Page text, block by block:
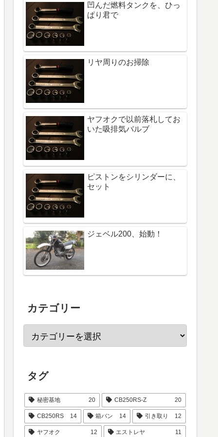
凹んだ燃料タンクを、ひっ
ぱり君で
リヤ周りのお掃除
ヤフオクで以前落札してお
いた吸排気バルブ
ピストンをシリンダーに、
セット
ジェベル200、始動！
カテゴリー
タグ
秘密基地 20 CB250RS-Z 20
CB250RS 14 箱バン 14 引き取り 12
ヤフオク 12 エストレヤ 11